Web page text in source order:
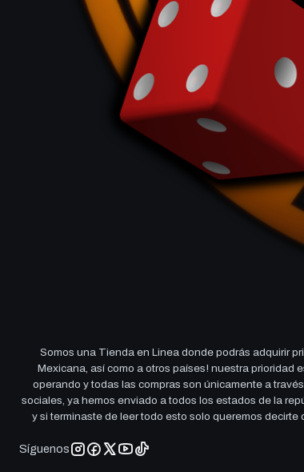
Somos una Tienda en Linea donde podrás adquirir
Mexicana, así como a otros países! nuestra prioridad
operando y todas las compras son únicamente a
sociales, ya hemos enviado a todos los estados de la
y si terminaste de leer todo esto solo queremos
Síguenos